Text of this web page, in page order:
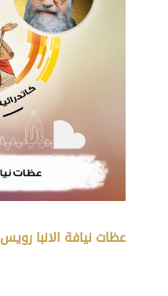
عظات نيافة الانبا رويس